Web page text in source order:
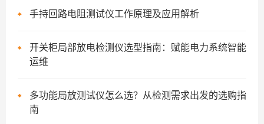
手持回路电阻测试仪工作原理及应用解析
开关柜局部放电检测仪选型指南：赋能电力系统智能
运维
多功能局放测试仪怎么选？从检测需求出发的选购指
南